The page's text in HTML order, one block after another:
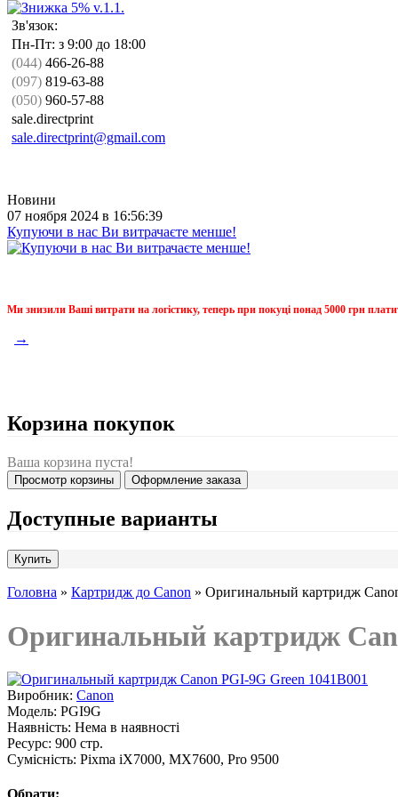
Зв'язок:
Пн-Пт: з 9:00 до 18:00
(044) 466-26-88
(097) 819-63-88
(050) 960-57-88
sale.directprint
sale.directprint@gmail.com
Новини
07 ноября 2024 в 16:56:39
Купуючи в нас Ви витрачаєте менше!
Ми знизили Ваші витрати на логістику, теперь при покуці понад 5000 грн
→
Корзина покупок
Ваша корзина пуста!
Просмотр корзины Оформление заказа
Доступные варианты
Головна » Картридж до Canon » Оригинальный картридж
Оригинальный картридж
Виробник: Canon
Модель: PGI9G
Наявність: Нема в наявності
Ресурс: 900 стр.
Сумісність: Pixma iX7000, MX7600, Pro 9500